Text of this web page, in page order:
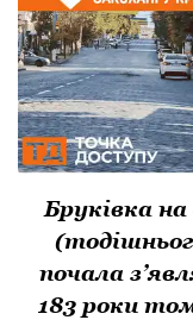
Бруківка
почала
183 роки